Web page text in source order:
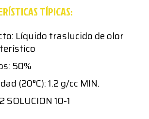
TÍPICAS:
Líquido traslucido de olor
50%
(20°C): 1.2 g/cc MIN.
SOLUCION 10-1